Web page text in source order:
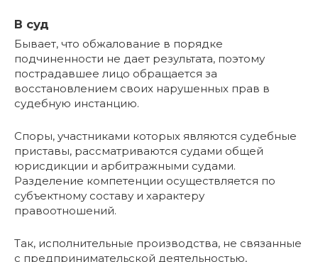
В суд
Бывает, что обжалование в порядке
подчиненности не дает результата, поэтому
пострадавшее лицо обращается за
восстановлением своих нарушенных прав в
судебную инстанцию.
Споры, участниками которых являются судебные
приставы, рассматриваются судами общей
юрисдикции и арбитражными судами.
Разделение компетенции осуществляется по
субъектному составу и характеру
правоотношений.
Так, исполнительные производства, не связанные
с предпринимательской деятельностью,